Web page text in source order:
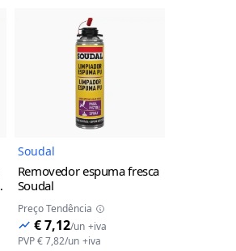
Imagem do Produto
Soudal
Removedor espuma fresca
Soudal
Preço Tendência
€ 7,12/un +iva
PVP€ 7,82/un +iva